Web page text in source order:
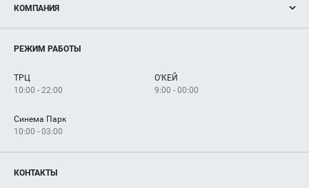
Новости
Магазины
Услуги
КОМПАНИЯ
Рекламодателям
Как добраться
РЕЖИМ РАБОТЫ
ТРЦ
10:00 - 22:00
О'КЕЙ
9:00 - 00:00
Синема Парк
10:00 - 03:00
КОНТАКТЫ